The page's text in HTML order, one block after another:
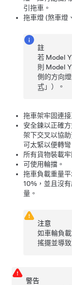
引拖車。
拖車燈 (煞車燈
註
若 Model Y
則 Model Y
側的方向
式」）。
拖車架牢固連接
安全鍊以正確
架下交叉以協
可太緊以便轉
所有貨物裝載牢
可使用輪擋。
拖車負載重量
10%，並且沒
量。
注意
如車輪負
搖擺並導
警告